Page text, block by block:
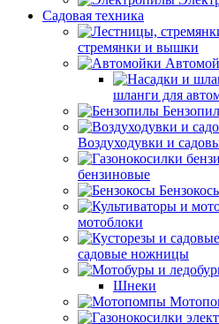
Садовая техника
стремянки и вышки
шланги для
Воздуходувки и
бензиновые
мотоблоки
садовые ножницы
Шнеки